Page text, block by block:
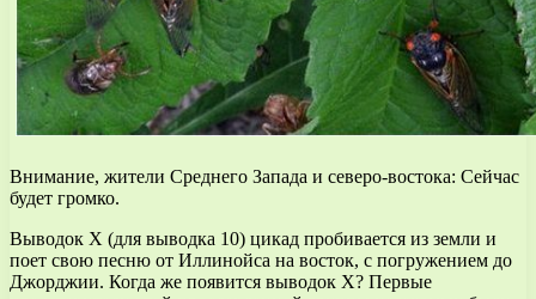
Внимание, жители Среднего Запада и северо-востока: Сейчас
будет громко.
Выводок X (для выводка 10) цикад пробивается из земли и
поет свою песню от Иллинойса на восток, с погружением до
Джорджии. Когда же появится выводок X? Первые